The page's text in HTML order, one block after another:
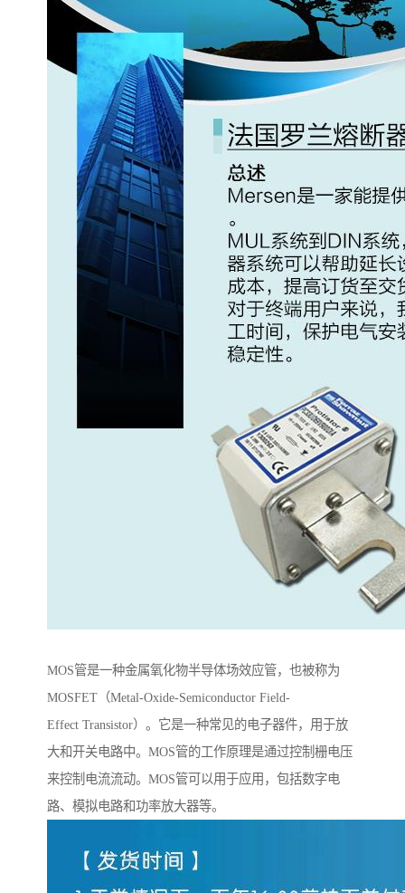
MOS管是一种金属氧化物半导体场效应管，也被称为
MOSFET（Metal-Oxide-Semiconductor Field-
Effect Transistor）。它是一种常见的电子器件，用于放
大和开关电路中。MOS管的工作原理是通过控制栅电压
来控制电流流动。MOS管可以用于应用，包括数字电
路、模拟电路和功率放大器等。